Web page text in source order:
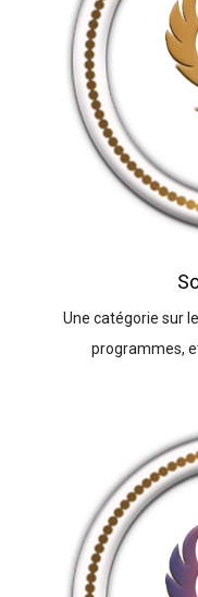
Une catégorie sur
programmes,